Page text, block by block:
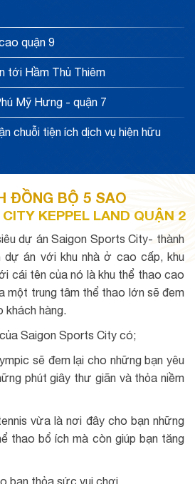
quận 9
tới Hầm Thủ Thiêm
Mỹ Hưng - quận 7
chuỗi tiện ích dịch vụ hiện hữu
ĐỒNG BỘ 5 SAO
KEPPEL LAND QUẬN 2
dự án Saigon Sports City- thành
dự án với khu nhà ở cao cấp, khu
cái tên của nó là khu thể thao cao
một trung tâm thể thao lớn sẽ đem
khách hàng.
Saigon Sports City có;
sẽ đem lại cho những bạn yêu
phút giây thư giãn và thỏa niềm
vừa là nơi đây cho bạn những
thao bổ ích mà còn giúp bạn tăng
bạn thỏa sức vui chơi.